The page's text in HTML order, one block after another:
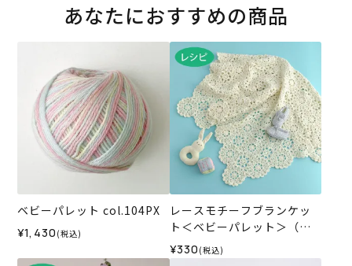
あなたにおすすめの商品
ベビーパレット col.104PX
¥1,430 (税込)
レースモチーフブランケッ
ト＜ベビーパレット＞（レ
シピ）
¥330 (税込)